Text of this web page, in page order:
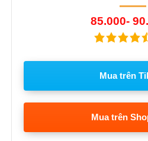
85.000-
Mua trên
Mua trên